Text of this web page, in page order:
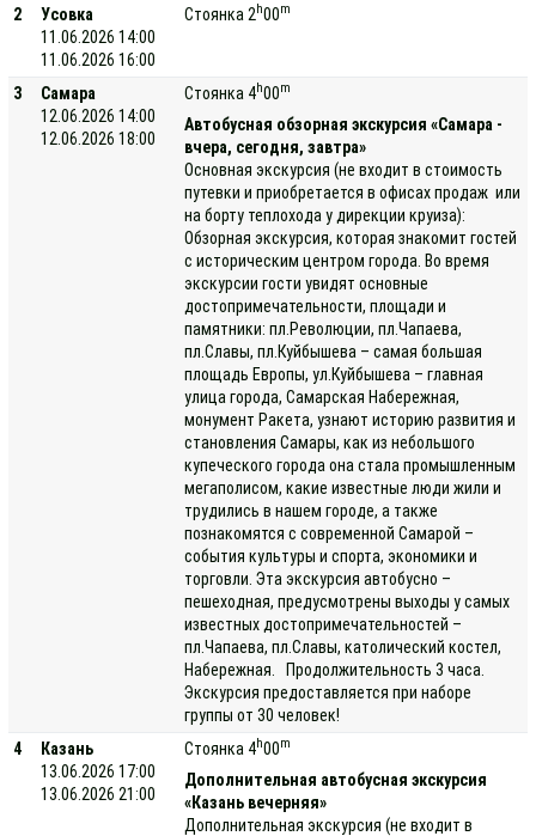
2
Усовка
11.06.2026 14:00
11.06.2026 16:00
Стоянка 2 h00m
3
Самара
12.06.2026 14:00
12.06.2026 18:00
Стоянка 4h00m
Автобусная обзорная экскурсия «Самара -
вчера, сегодня, завтра»
Основная экскурсия (не входит в стоимость
путевки и приобретается в офисах продаж или
на борту теплохода у дирекции круиза):
Обзорная экскурсия, которая знакомит гостей
с историческим центром города. Во время
экскурсии гости увидят основные
достопримечательности, площади и
памятники: пл.Революции, пл.Чапаева,
пл.Славы, пл.Куйбышева – самая большая
площадь Европы, ул.Куйбышева – главная
улица города, Самарская Набережная,
монумент Ракета, узнают историю развития и
становления Самары, как из небольшого
купеческого города она стала промышленным
мегаполисом, какие известные люди жили и
трудились в нашем городе, а также
познакомятся с современной Самарой –
события культуры и спорта, экономики и
торговли. Эта экскурсия автобусно –
пешеходная, предусмотрены выходы у самых
известных достопримечательностей –
пл.Чапаева, пл.Славы, католический костел,
Набережная. Продолжительность 3 часа.
Экскурсия предоставляется при наборе
группы от 30 человек!
4
Казань
13.06.2026 17:00
13.06.2026 21:00
Стоянка 4h00m
Дополнительная автобусная экскурсия
«Казань вечерняя»
Дополнительная экскурсия (не входит в